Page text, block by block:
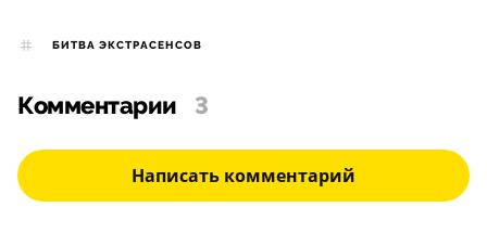
БИТВА ЭКСТРАСЕНСОВ
Комментарии 3
Написать комментарий